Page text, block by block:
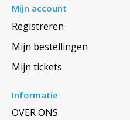
Mijn account
Registreren
Mijn bestellingen
Mijn tickets
Informatie
OVER ONS